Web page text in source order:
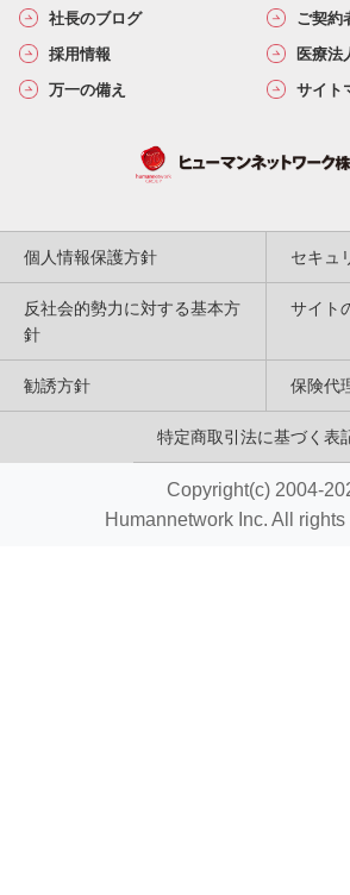
社長のブログ
ご契約
採用情報
医療法
万一の備え
サイト
個人情報保護方針 セキュ
反社会的勢力に対する基本方
針
サイト
勧誘方針 保険代
特定商取引法に基づく表
Copyright(c) 2004-
Humannetwork Inc. All rights